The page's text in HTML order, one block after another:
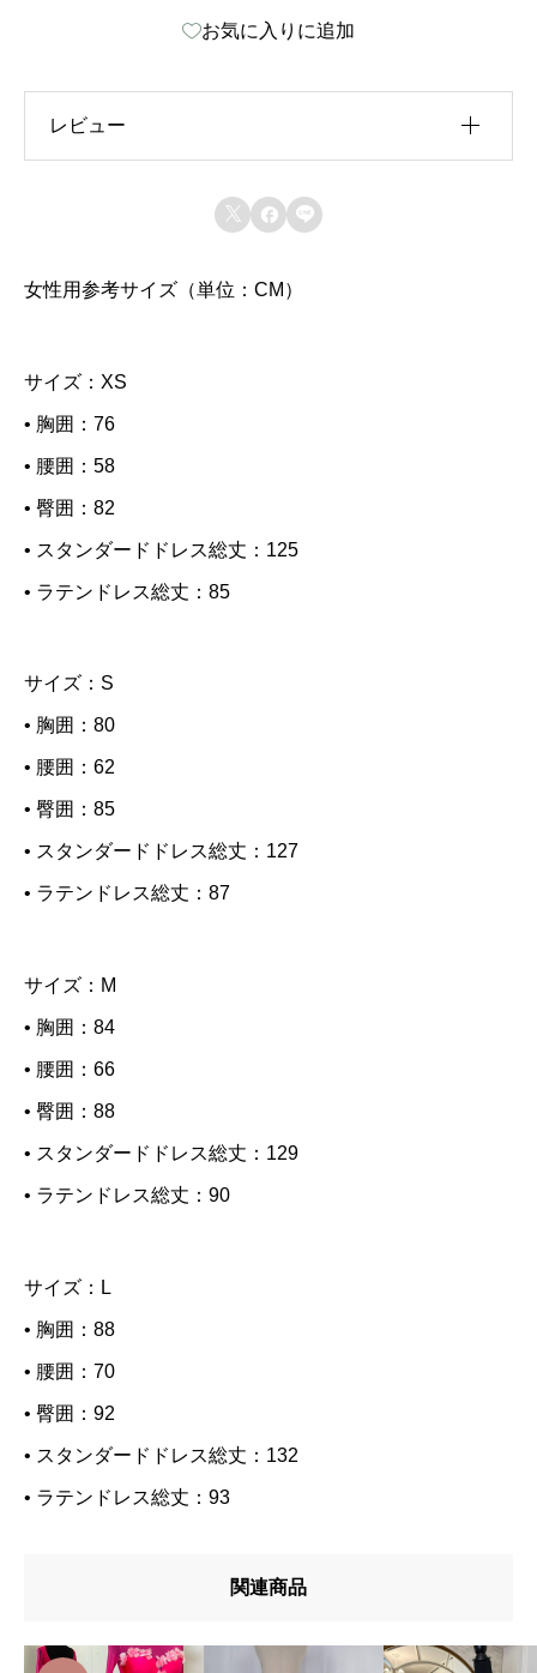
お気に入りに追加
レビュー
レビュー投稿には、会員登録が必要です。
会員登録する
上に表示された文字を入力してください。
  
女性用参考サイズ（単位：CM）
サイズ：XS
• 胸囲：76
• 腰囲：58
• 臀囲：82
• スタンダードドレス総丈：125
• ラテンドレス総丈：85
サイズ：S
• 胸囲：80
• 腰囲：62
• 臀囲：85
• スタンダードドレス総丈：127
• ラテンドレス総丈：87
サイズ：M
• 胸囲：84
• 腰囲：66
• 臀囲：88
• スタンダードドレス総丈：129
• ラテンドレス総丈：90
サイズ：L
• 胸囲：88
• 腰囲：70
• 臀囲：92
• スタンダードドレス総丈：132
• ラテンドレス総丈：93
関連商品